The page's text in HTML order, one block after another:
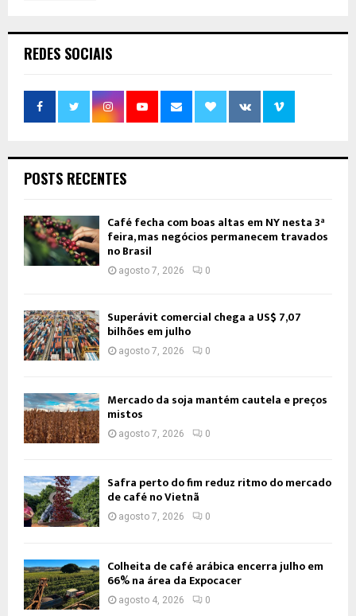
REDES SOCIAIS
POSTS RECENTES
Café fecha com boas altas em NY nesta 3ª
feira, mas negócios permanecem travados
no Brasil
agosto 7, 2026 0
Superávit comercial chega a US$ 7,07
bilhões em julho
agosto 7, 2026 0
Mercado da soja mantém cautela e preços
mistos
agosto 7, 2026 0
Safra perto do fim reduz ritmo do mercado
de café no Vietnã
agosto 7, 2026 0
Colheita de café arábica encerra julho em
66% na área da Expocacer
agosto 4, 2026 0